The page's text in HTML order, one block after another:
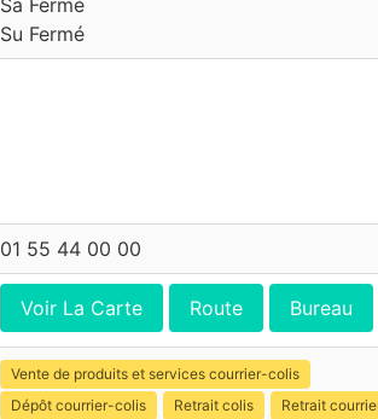
Sa Fermé
Su Fermé
01 55 44 00 00
Voir La Carte Route Bureau
Vente de produits et services courrier-colis
Dépôt courrier-colis
Retrait colis
Retrait